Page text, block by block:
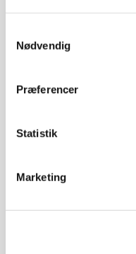
Nødvendig
Præferencer
Statistik
Marketing
Juletræer
Disse arter er egnede til